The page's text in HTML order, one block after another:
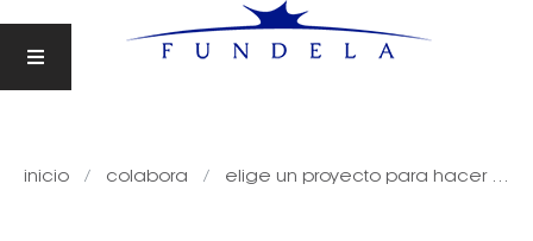
inicio colabora elige un proyecto para hacer una donación